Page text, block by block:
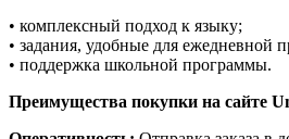
• комплексный подход к языку;
• задания, удобные для ежедневной
• поддержка школьной программы.
Преимущества покупки на сайте